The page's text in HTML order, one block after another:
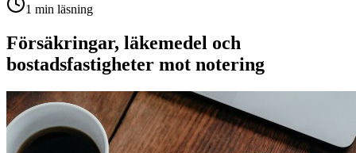
1 min läsning
Försäkringar, läkemedel och
bostadsfastigheter mot notering